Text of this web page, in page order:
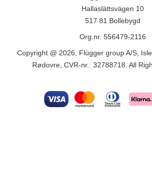
Hallaslättsvägen 10
517 81 Bollebygd
Org.nr. 556479-2116
Copyright @ 2026, Flügger group A/S,
Rødovre, CVR-nr.: 32788718. All